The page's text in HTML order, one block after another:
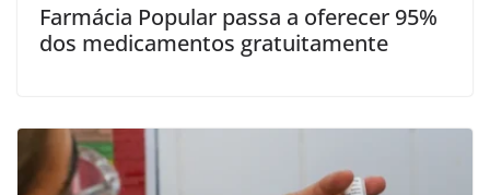
Farmácia Popular passa a oferecer 95%
dos medicamentos gratuitamente